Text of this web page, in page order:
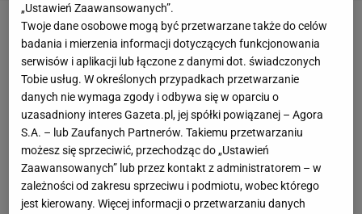
O ewentualnym odejściu Krychowiaka zParis Saint-
Germainmówi się już od przeszło pół roku. Polak do
klubu zLigue 1przechodził jako gwiazda
hiszpańskiej Sevilli i nic nie zwiastowało tego, co
miało czekać 27-latka weFrancji. Pomocnik nie
przebił się do pierwszegoskładutrenera Unaia
Emery`ego, który w środku pola chętniej stawiał
m.in. na Adriena Rabiota, Blaise`a Mautidiego,
„Ustawień Zaawansowanych”.
Twoje dane osobowe mogą być przetwarzane także do celów
badania i mierzenia informacji dotyczących funkcjonowania
serwisów i aplikacji lub łączone z danymi dot. świadczonych
Tobie usług. W określonych przypadkach przetwarzanie
danych nie wymaga zgody i odbywa się w oparciu o
uzasadniony interes Gazeta.pl, jej spółki powiązanej – Agora
S.A. – lub Zaufanych Partnerów. Takiemu przetwarzaniu
możesz się sprzeciwić, przechodząc do „Ustawień
Zaawansowanych” lub przez kontakt z administratorem – w
zależności od zakresu sprzeciwu i podmiotu, wobec którego
jest kierowany. Więcej informacji o przetwarzaniu danych